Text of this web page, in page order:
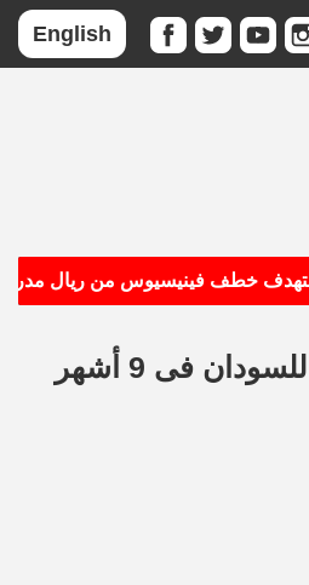
English
خطف فينيسيوس من ريال مدريد
تصديرى السلع الغذائية: 57 مليون دولار حجم صادرات القطاع للسودان فى 9 أشهر